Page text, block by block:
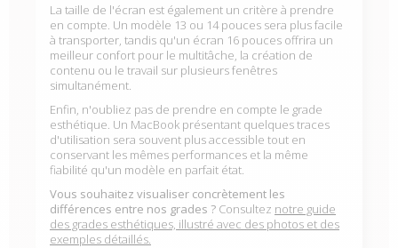
La taille de l'écran est également un critère à prendre
en compte. Un modèle 13 ou 14 pouces sera plus facile
à transporter, tandis qu'un écran 16 pouces offrira un
meilleur confort pour le multitâche, la création de
contenu ou le travail sur plusieurs fenêtres
simultanément.
Enfin, n'oubliez pas de prendre en compte le grade
esthétique. Un MacBook présentant quelques traces
d'utilisation sera souvent plus accessible tout en
conservant les mêmes performances et la même
fiabilité qu'un modèle en parfait état.
Vous souhaitez visualiser concrètement les
différences entre nos grades ? Consultez notre guide
des grades esthétiques, illustré avec des photos et des
exemples détaillés.